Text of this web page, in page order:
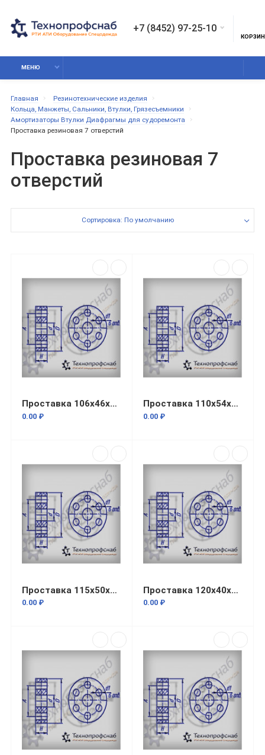
+7 (8452) 97-25-10
МЕНЮ
Главная
Резинотехнические изделия
Кольца, Манжеты, Сальники, Втулки, Грязесъемники
Амортизаторы Втулки Диафрагмы для судоремонта
Проставка резиновая 7 отверстий
Проставка резиновая 7
отверстий
Сортировка: По умолчанию
Проставка 106x46x16x8,5 резиновая 7 отверстий ПФ-1067
0.00 ₽
Проставка 110x54x15x20 резиновая 7 отверстий ПФ-3211
0.00 ₽
Проставка 115x50x10x32 резиновая 7 отверстий ПФ-640
0.00 ₽
Проставка 120x40x14x17 резиновая 7 отверстий ПФ-219
0.00 ₽